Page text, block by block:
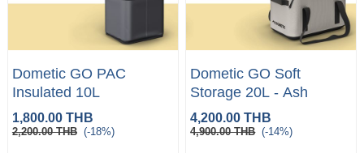
Dometic GO PAC
Insulated 10L
1,800.00 THB
2,200.00 THB (-18%)
Dometic GO Soft
Storage 20L - Ash
4,200.00 THB
4,900.00 THB (-14%)